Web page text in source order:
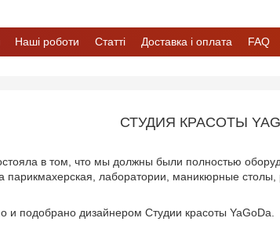
Наші роботи Статті Доставка і оплата FAQ
СТУДИЯ КРАСОТЫ
в том, что мы должны были полностью
парикмахерская, лаборатории, маникюрные
и подобрано дизайнером Студии красоты YaGoDa.